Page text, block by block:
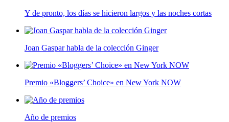
Y de pronto, los días se hicieron largos y las noches cortas
Joan Gaspar habla de la colección Ginger
Premio «Bloggers’ Choice» en New York NOW
Año de premios